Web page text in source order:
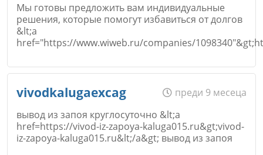
Email
Мы готовы предложить вам индивидуальные
решения, которые помогут избавиться от долгов
&lt;a
href="https://www.wiweb.ru/companies/
Email
vivodkalugaexcag
преди 9 месеца
вывод из запоя круглосуточно &lt;a
href=https://vivod-iz-zapoya-kaluga015.ru&gt;vivod-
iz-zapoya-kaluga015.ru&lt;/a&gt; вывод из запоя